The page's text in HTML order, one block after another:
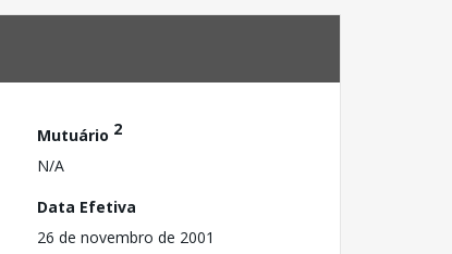
Mutuário 2
N/A
Data Efetiva
26 de novembro de 2001